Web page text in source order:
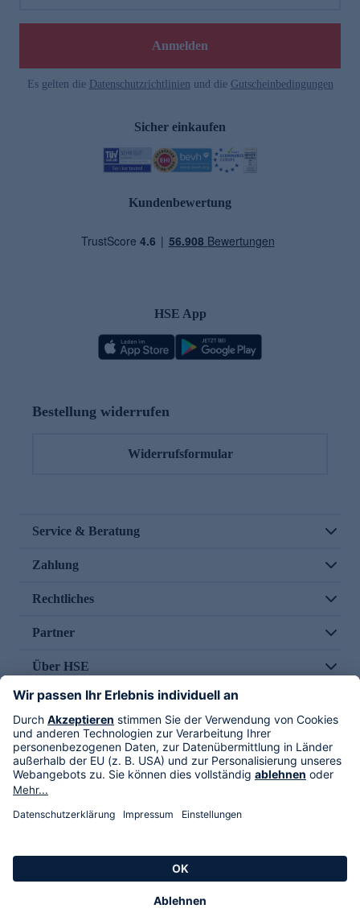
Anmelden
Es gelten die Datenschutzrichtlinien und die Gutscheinbedingungen
Sicher einkaufen
Kundenbewertung
HSE App
Bestellung widerrufen
Widerrufsformular
Service & Beratung
Zahlung
Rechtliches
Partner
Über HSE
Im TV
HSE International